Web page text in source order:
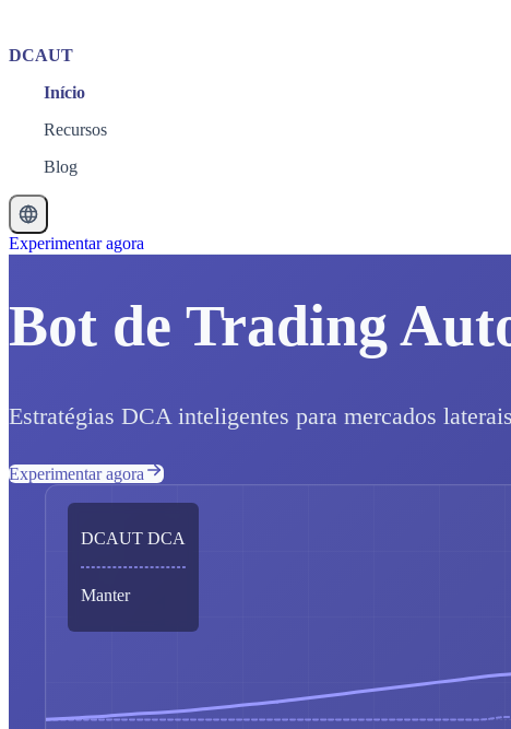
DCAUT
Início
Recursos
Blog
Experimentar agora
Bot de Trading
Estratégias DCA inteligentes para mercados
Experimentar agora
DCAUT DCA
Manter